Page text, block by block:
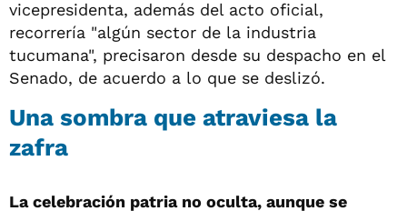
vicepresidenta, además del acto oficial,
recorrería "algún sector de la industria
tucumana", precisaron desde su despacho en el
Senado, de acuerdo a lo que se deslizó.
Una sombra que atraviesa la
zafra
La celebración patria no oculta, aunque se